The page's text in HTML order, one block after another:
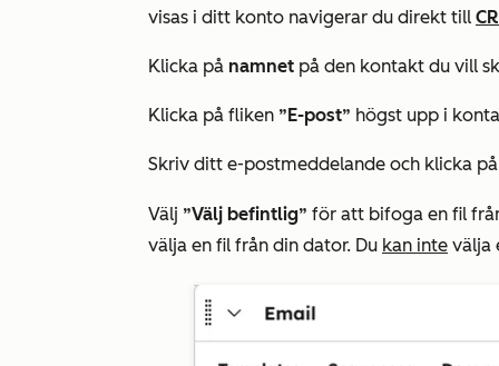
visas i ditt konto navigerar du direkt till
Klicka på namnet på den kontakt du vill
Klicka på fliken ”E-post” högst upp i
Skriv ditt e-postmeddelande och klicka
Välj ”Välj befintlig” för att bifoga en fil
välja en fil från din dator. Du kan inte välja